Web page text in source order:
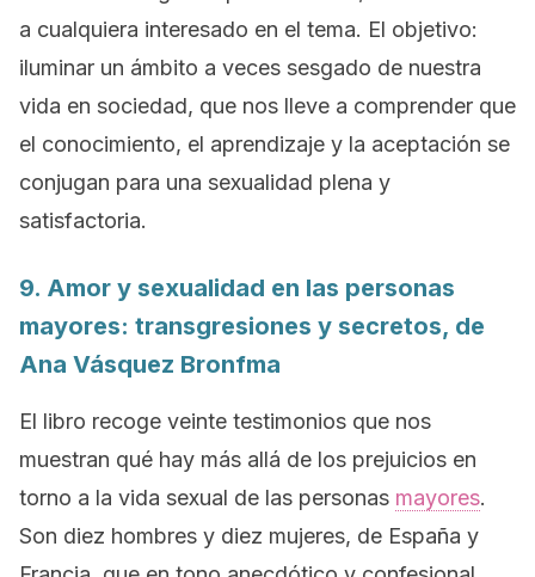
a cualquiera interesado en el tema. El objetivo:
iluminar un ámbito a veces sesgado de nuestra
vida en sociedad, que nos lleve a comprender que
el conocimiento, el aprendizaje y la aceptación se
conjugan para una sexualidad plena y
satisfactoria.
9. Amor y sexualidad en las personas
mayores: transgresiones y secretos, de
Ana Vásquez Bronfma
El libro recoge veinte testimonios que nos
muestran qué hay más allá de los prejuicios en
torno a la vida sexual de las personas mayores.
Son diez hombres y diez mujeres, de España y